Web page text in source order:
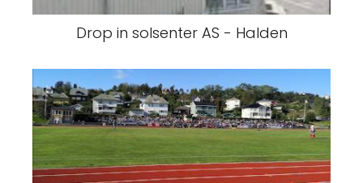
Drop in solsenter AS - Halden